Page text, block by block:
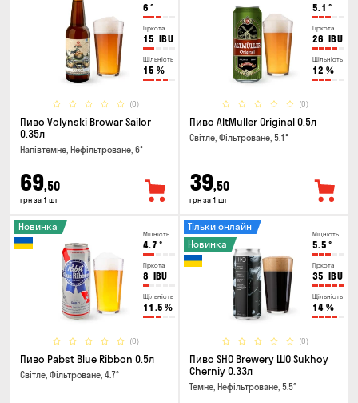
6 °
Гіркота
15 IBU
Щільність
15 %
(0)
Пиво Volynski Browar Sailor
0.35л
Напівтемне, Нефільтроване, 6°
69,50
грн за 1 шт
5.1 °
Гіркота
26 IBU
Щільність
12 %
(0)
Пиво AltMuller Original 0.5л
Світле, Фільтроване, 5.1°
39,50
грн за 1 шт
Міцність
4.7 °
Гіркота
8 IBU
Щільність
11.5 %
(0)
Новинка
Пиво Pabst Blue Ribbon 0.5л
Світле, Фільтроване, 4.7°
Міцність
5.5 °
Гіркота
35 IBU
Щільність
14 %
(0)
Тільки онлайн
Новинка
Пиво SHO Brewery ШО Sukhoy
Cherniy 0.33л
Темне, Нефільтроване, 5.5°